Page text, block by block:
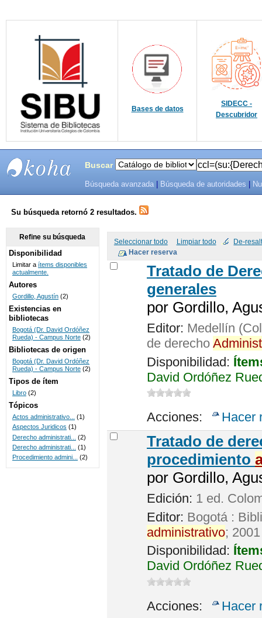
Bases de datos
SIDECC -
Descubridor
SISTEMAS
DE
BIBLIOTECAS
UNICOC
Buscar
Búsqueda avanzada Búsqueda de autoridades
Su búsqueda retornó 2 resultados.
Seleccionar todo Limpiar todo De-
Tratado de
generales
por Gordillo,
Editor: Medellín
de derecho
Disponibilidad:
David Ordóñez
Acciones: Hacer
Tratado de
procedimiento
por Gordillo,
Edición: 1 ed.
Editor: Bogotá :
administrativo; 2001
Disponibilidad:
David Ordóñez
Acciones: Hacer
Refine su búsqueda
Disponibilidad
Limitar a ítems disponibles
actualmente.
Autores
Gordillo, Agustín (2)
Existencias en
bibliotecas
Bogotá (Dr. David Ordóñez
Rueda) - Campus Norte (2)
Bibliotecas de origen
Bogotá (Dr. David Ordóñez
Rueda) - Campus Norte (2)
Tipos de ítem
Libro (2)
Tópicos
Actos administrativo...
(1)
Aspectos Juridicos (1)
Derecho administrati...
(2)
Derecho administrati...
(1)
Procedimiento admini...
(2)